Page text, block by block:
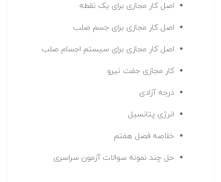
اصل کار مجازی برای یک نقطه
اصل کار مجازی برای جسم صلب
اصل کار مجازی برای سیستم اجسام صلب
کار مجازی جفت نیرو
درجه آزادی
انرژی پتانسیل
خلاصه فصل هفتم
حل چند نمونه سوالات آزمون سراسری